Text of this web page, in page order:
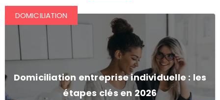
Domiciliation entreprise individuelle : les
étapes clés en 2026
DOMICILIATION